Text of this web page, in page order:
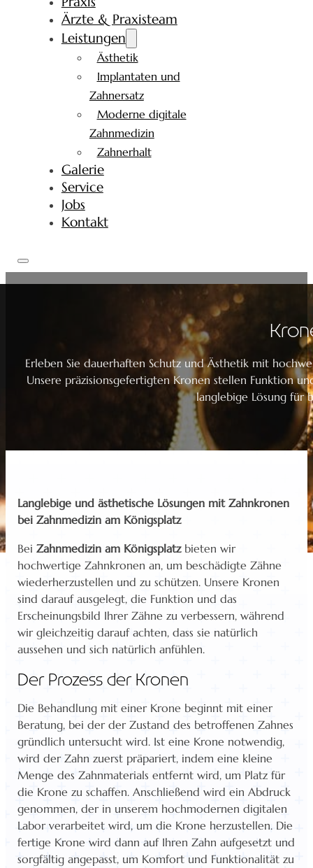
Ärzte & Praxisteam
Leistungen
Ästhetik
Implantaten und
Zahnersatz
Moderne digitale
Zahnmedizin
Zahnerhalt
Galerie
Service
Jobs
Kontakt
Erleben Sie dauerhaften Schutz und Ästhetik mit
Unsere präzisionsgefertigten Kronen stellen Funktion
langlebige Lösung für
Langlebige und ästhetische Lösungen mit Zahnkronen
bei Zahnmedizin am Königsplatz
BeiZahnmedizin am Königsplatzbieten wir
hochwertige Zahnkronen an, um beschädigte Zähne
wiederherzustellen und zu schützen. Unsere Kronen
sind darauf ausgelegt, die Funktion und das
Erscheinungsbild Ihrer Zähne zu verbessern, während
wir gleichzeitig darauf achten, dass sie natürlich
aussehen und sich natürlich anfühlen.
Der Prozess der Kronen
Die Behandlung mit einer Krone beginnt mit einer
Beratung, bei der der Zustand des betroffenen Zahnes
gründlich untersucht wird. Ist eine Krone notwendig,
wird der Zahn zuerst präpariert, indem eine kleine
Menge des Zahnmaterials entfernt wird, um Platz für
die Krone zu schaffen. Anschließend wird ein Abdruck
genommen, der in unserem hochmodernen digitalen
Labor verarbeitet wird, um die Krone herzustellen. Die
fertige Krone wird dann auf Ihren Zahn aufgesetzt und
sorgfältig angepasst, um Komfort und Funktionalität zu